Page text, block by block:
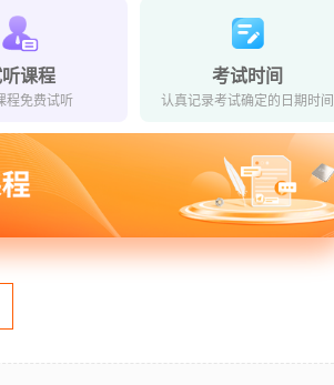
课程
程免费试听
考试时间
认真记录考试确定的日期时间